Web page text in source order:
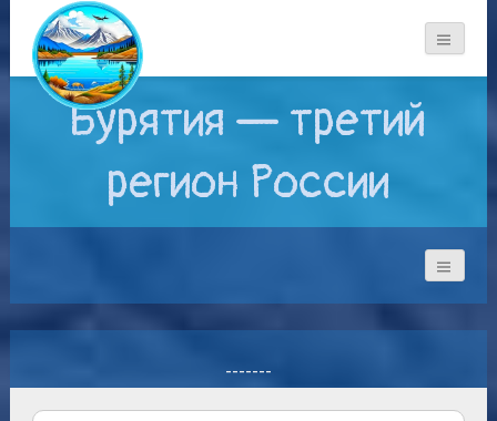
Бурятия — третий
регион России
-------